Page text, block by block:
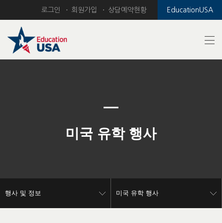
EducationUSA
로그인 회원가입 상담예약현황
미국 유학 행사
행사 및 정보 미국 유학 행사